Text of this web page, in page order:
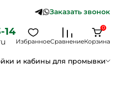
Заказать звонок
14
ИзбранноеСравнениеКорзина
0
и кабины для промывки